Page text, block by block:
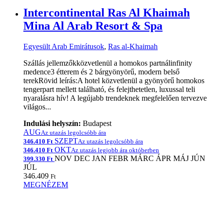
Intercontinental Ras Al Khaimah
Mina Al Arab Resort & Spa
Egyesült Arab Emirátusok, Ras al-Khaimah
Szállás jellemzőkközvetlenül a homokos partnálinfinity
medence3 étterem és 2 bárgyönyörű, modern belső
terekRövid leírás:A hotel közvetlenül a gyönyörű homokos
tengerpart mellett található, és felejthetetlen, luxussal teli
nyaralásra hív! A legújabb trendeknek megfelelően tervezve
világos...
Indulási helyszín: Budapest
AUGAz utazás legolcsóbb ára
346.410 Ft SZEPTAz utazás legolcsóbb ára
346.410 Ft OKTAz utazás legjobb ára októberben
399.330 Ft NOV DEC JAN FEBR MÁRC ÁPR MÁJ JÚN
JÚL
346.409 Ft
MEGNÉZEM